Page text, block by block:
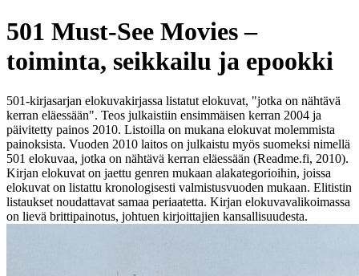
501 Must-See Movies –
toiminta, seikkailu ja epookki
501-kirjasarjan elokuvakirjassa listatut elokuvat, "jotka on nähtävä
kerran eläessään". Teos julkaistiin ensimmäisen kerran 2004 ja
päivitetty painos 2010. Listoilla on mukana elokuvat molemmista
painoksista. Vuoden 2010 laitos on julkaistu myös suomeksi nimellä
501 elokuvaa, jotka on nähtävä kerran eläessään (Readme.fi, 2010).
Kirjan elokuvat on jaettu genren mukaan alakategorioihin, joissa
elokuvat on listattu kronologisesti valmistusvuoden mukaan. Elitistin
listaukset noudattavat samaa periaatetta. Kirjan elokuvavalikoimassa
on lievä brittipainotus, johtuen kirjoittajien kansallisuudesta.